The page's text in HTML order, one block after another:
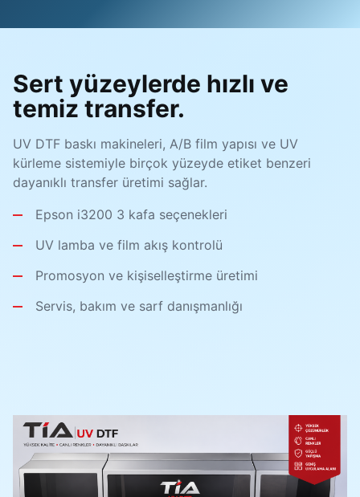
Sert yüzeylerde hızlı ve
temiz transfer.
UV DTF baskı makineleri, A/B film yapısı ve UV
kürleme sistemiyle birçok yüzeyde etiket benzeri
dayanıklı transfer üretimi sağlar.
Epson i3200 3 kafa seçenekleri
UV lamba ve film akış kontrolü
Promosyon ve kişiselleştirme üretimi
Servis, bakım ve sarf danışmanlığı